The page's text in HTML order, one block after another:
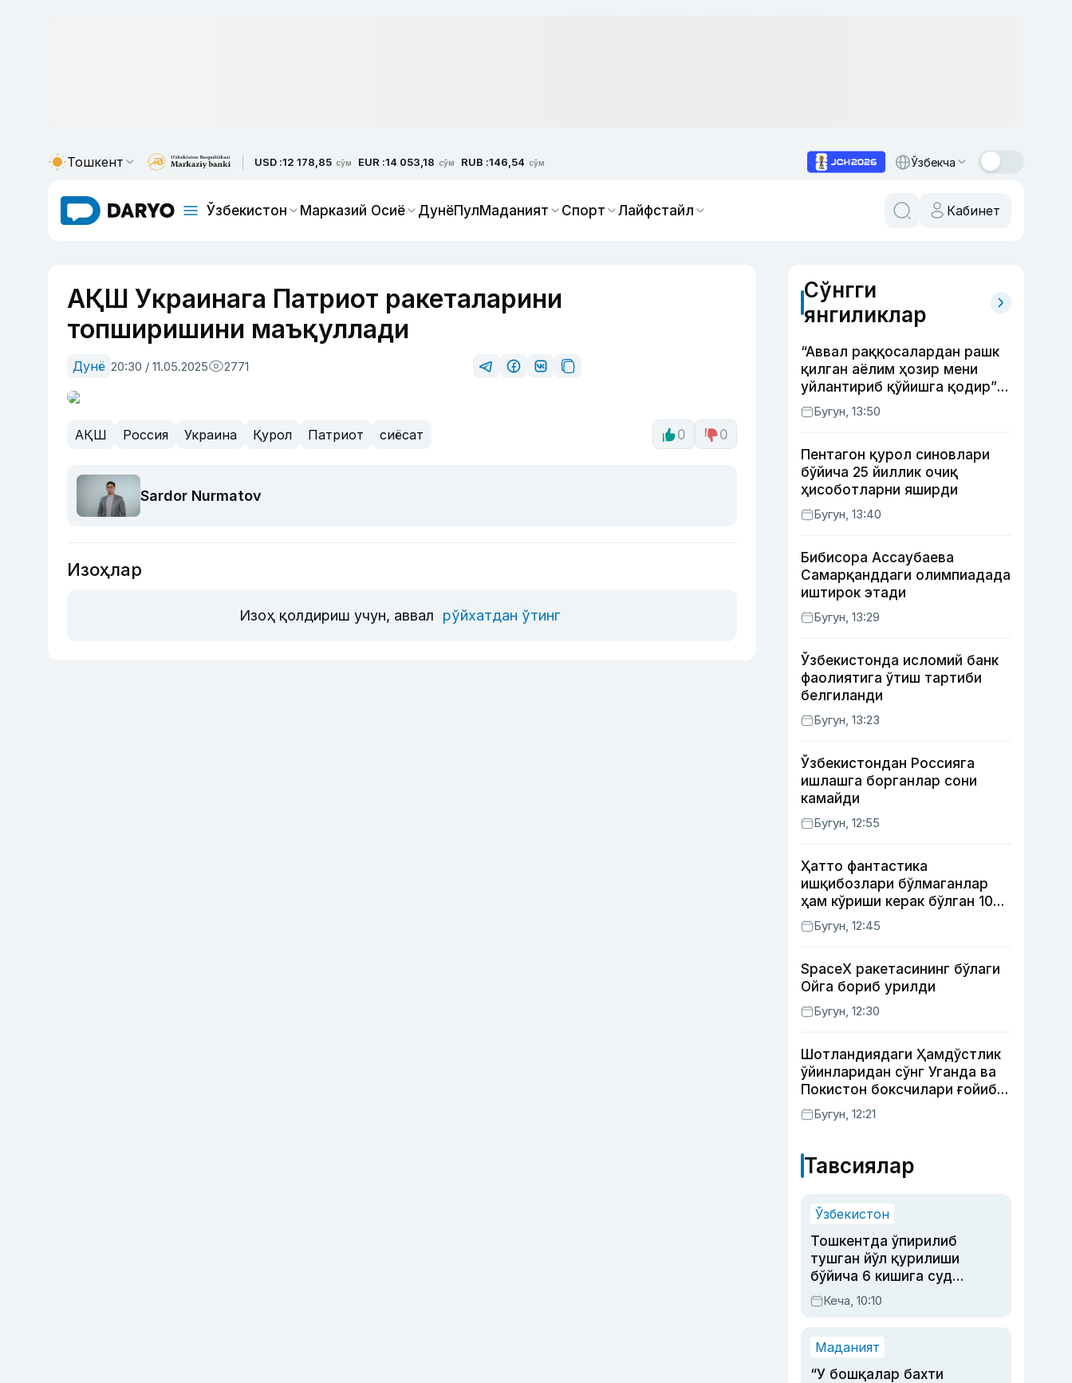
Тошкент USD :12 178,85 сўм EUR :14 053,18 сўм RUB :146,54 сўм Ўзбекча
Ўзбекистон Марказий Осиё ДунёПулМаданият Спорт Лайфстайл Кабинет
АҚШ Украинага Патриот ракеталарини
топширишини маъқуллади
Дунё 20:30 / 11.05.2025 2771
АҚШ Россия Украина Қурол Патриот сиёсат 0 0
Sardor Nurmatov
Изоҳлар
Изоҳ қолдириш учун, аввал рўйхатдан ўтинг
Сўнгги
янгиликлар
“Аввал раққосалардан рашк
қилган аёлим ҳозир мени
уйлантириб қўйишга қодир”
— Анвар Собиров давлат
ишидаги фаолияти ва ўғил
гапирди
Бугун, 13:50
Пентагон қурол синовлари
бўйича 25 йиллик очиқ
ҳисоботларни яширди
Бугун, 13:40
Бибисора Ассаубаева
Самарқанддаги олимпиадада
иштирок этади
Бугун, 13:29
Ўзбекистонда исломий банк
фаолиятига ўтиш тартиби
белгиланди
Бугун, 13:23
Ўзбекистондан Россияга
ишлашга борганлар сони
камайди
Бугун, 12:55
Ҳатто фантастика
ишқибозлари бўлмаганлар
ҳам кўриши керак бўлган 10
та фильм
Бугун, 12:45
SpaceX ракетасининг бўлаги
Ойга бориб урилди
Бугун, 12:30
Шотландиядаги Ҳамдўстлик
ўйинларидан сўнг Уганда ва
Покистон боксчилари ғойиб
бўлди
Бугун, 12:21
Тавсиялар
Ўзбекистон
Тошкентда ўпирилиб
тушган йўл қурилиши
бўйича 6 кишига суд
ҳукми ўқилди
Кеча, 10:10
Маданият
“У бошқалар бахти